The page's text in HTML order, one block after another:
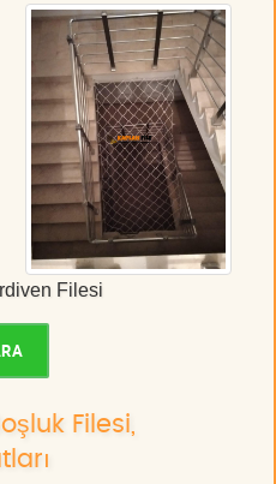
Filesi
Filesi,